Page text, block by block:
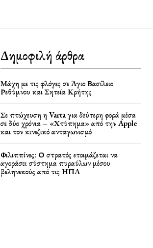
Δημοφιλή άρθρα
Μάχη με τις φλόγες σε Άγιο Βασίλειο
Ρεθύμνου και Σητεία Κρήτης
Σε πτώχευση η Varta για δεύτερη φορά μέσα
σε δύο χρόνια – «Χτύπημα» από την Apple
και τον κινεζικό ανταγωνισμό
Φιλιππίνες: Ο στρατός ετοιμάζεται να
αγοράσει σύστημα πυραύλων μέσου
βεληνεκούς από τις ΗΠΑ